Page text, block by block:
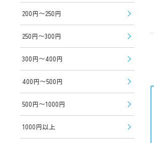
200円〜250円
250円〜300円
300円〜400円
400円〜500円
500円〜1000円
1000円以上